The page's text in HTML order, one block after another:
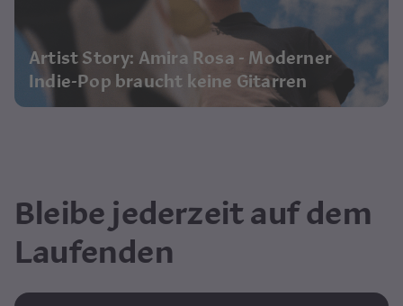
Artist Story: Amira Rosa - Moderner
Indie-Pop braucht keine Gitarren
Bleibe jederzeit auf dem
Laufenden